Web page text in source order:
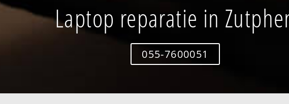
Laptop reparatie in
055-7600051